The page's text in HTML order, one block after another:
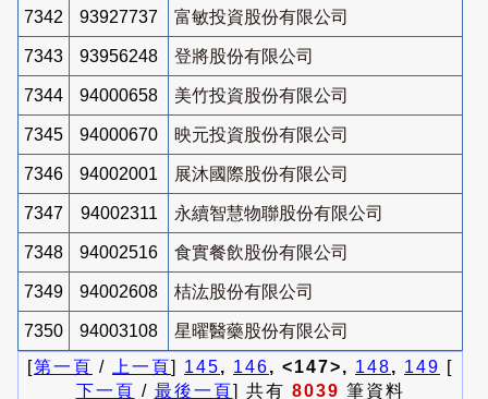
7342 93927737 富敏投資股份有限公司
7343 93956248 登將股份有限公司
7344 94000658 美竹投資股份有限公司
7345 94000670 映元投資股份有限公司
7346 94002001 展沐國際股份有限公司
7347 94002311 永續智慧物聯股份有限公司
7348 94002516 食實餐飲股份有限公司
7349 94002608 桔汯股份有限公司
7350 94003108
星曜醫藥股份有限公司
[第一頁 / 上一頁] 145, 146, <147>, 148, 149 [
下一頁 / 最後一頁] 共有 8039 筆資料